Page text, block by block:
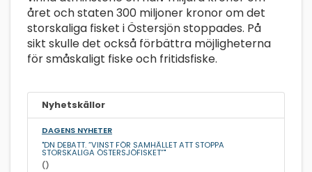
året och staten 300 miljoner kronor om det
storskaliga fisket i Östersjön stoppades. På
sikt skulle det också förbättra möjligheterna
för småskaligt fiske och fritidsfiske.
Nyhetskällor
DAGENS NYHETER
"DN DEBATT. ”VINST FÖR SAMHÄLLET ATT STOPPA
STORSKALIGA ÖSTERSJÖFISKET”"
()